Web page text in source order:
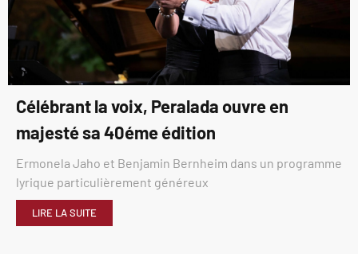
Célébrant la voix, Peralada ouvre en
majesté sa 40éme édition
Ermonela Jaho et Benjamin Bernheim dans un programme
lyrique particulièrement généreux
LIRE LA SUITE